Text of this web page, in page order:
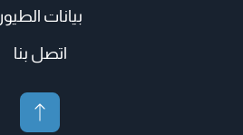
بيانات الطيور
اتصل بنا